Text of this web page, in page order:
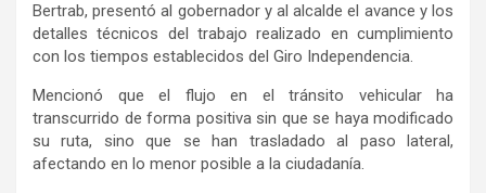
Bertrab, presentó al gobernador y al alcalde el avance y los
detalles técnicos del trabajo realizado en cumplimiento
con los tiempos establecidos del Giro Independencia.
Mencionó que el flujo en el tránsito vehicular ha
transcurrido de forma positiva sin que se haya modificado
su ruta, sino que se han trasladado al paso lateral,
afectando en lo menor posible a la ciudadanía.